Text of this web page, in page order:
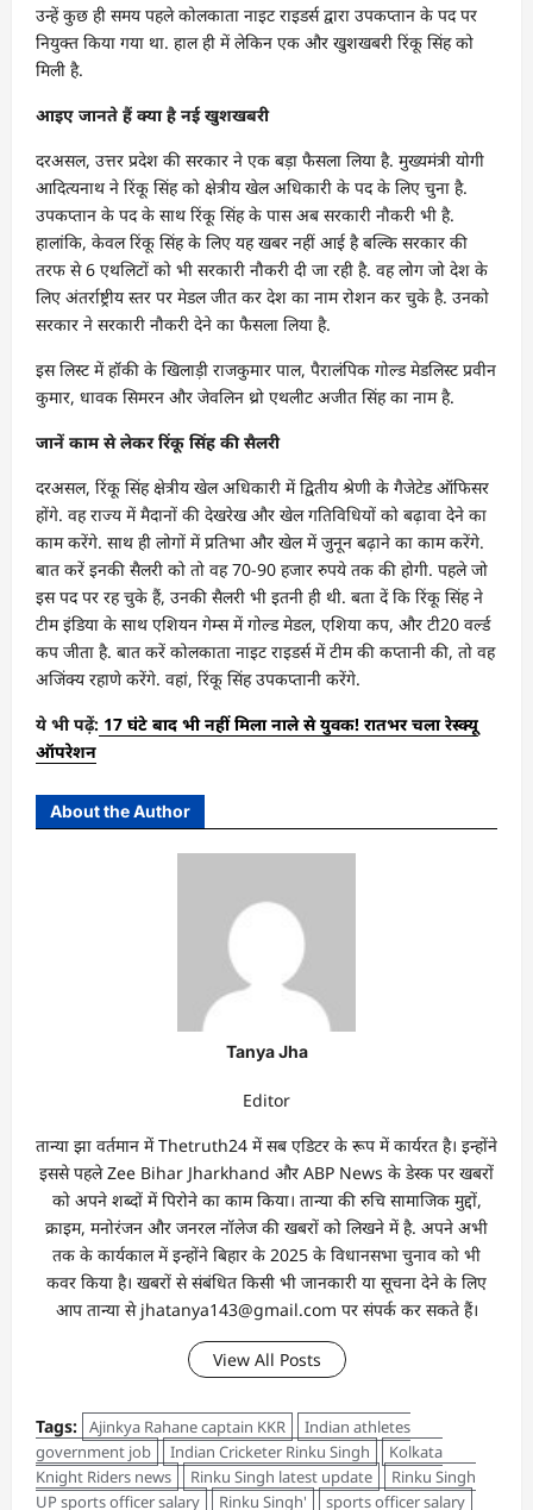
उन्हें कुछ ही समय पहले कोलकाता नाइट राइडर्स द्वारा उपकप्तान के पद पर
नियुक्त किया गया था. हाल ही में लेकिन एक और खुशखबरी रिंकू सिंह को
मिली है.
आइए जानते हैं क्या है नई खुशखबरी
दरअसल, उत्तर प्रदेश की सरकार ने एक बड़ा फैसला लिया है. मुख्यमंत्री योगी
आदित्यनाथ ने रिंकू सिंह को क्षेत्रीय खेल अधिकारी के पद के लिए चुना है.
उपकप्तान के पद के साथ रिंकू सिंह के पास अब सरकारी नौकरी भी है.
हालांकि, केवल रिंकू सिंह के लिए यह खबर नहीं आई है बल्कि सरकार की
तरफ से 6 एथलिटों को भी सरकारी नौकरी दी जा रही है. वह लोग जो देश के
लिए अंतर्राष्ट्रीय स्तर पर मेडल जीत कर देश का नाम रोशन कर चुके है. उनको
सरकार ने सरकारी नौकरी देने का फैसला लिया है.
इस लिस्ट में हॉकी के खिलाड़ी राजकुमार पाल, पैरालंपिक गोल्ड मेडलिस्ट प्रवीन
कुमार, धावक सिमरन और जेवलिन थ्रो एथलीट अजीत सिंह का नाम है.
जानें काम से लेकर रिंकू सिंह की सैलरी
दरअसल, रिंकू सिंह क्षेत्रीय खेल अधिकारी में द्वितीय श्रेणी के गैजेटेड ऑफिसर
होंगे. वह राज्य में मैदानों की देखरेख और खेल गतिविधियों को बढ़ावा देने का
काम करेंगे. साथ ही लोगों में प्रतिभा और खेल में जुनून बढ़ाने का काम करेंगे.
बात करें इनकी सैलरी को तो वह 70-90 हजार रुपये तक की होगी. पहले जो
इस पद पर रह चुके हैं, उनकी सैलरी भी इतनी ही थी. बता दें कि रिंकू सिंह ने
टीम इंडिया के साथ एशियन गेम्स में गोल्ड मेडल, एशिया कप, और टी20 वर्ल्ड
कप जीता है. बात करें कोलकाता नाइट राइडर्स में टीम की कप्तानी की, तो वह
अजिंक्य रहाणे करेंगे. वहां, रिंकू सिंह उपकप्तानी करेंगे.
ये भी पढ़ें: 17 घंटे बाद भी नहीं मिला नाले से युवक! रातभर चला रेस्क्यू
ऑपरेशन
About the Author
Tanya Jha
Editor
तान्‍या झा वर्तमान में Thetruth24 में सब एडिटर के रूप में कार्यरत है। इन्होंने
इससे पहले Zee Bihar Jharkhand और ABP News के डेस्क पर खबरों
को अपने शब्दों में पिरोने का काम किया। तान्‍या की रुचि सामाजिक मुद्दों,
क्राइम, मनोरंजन और जनरल नॉलेज की खबरों को लिखने में है. अपने अभी
तक के कार्यकाल में इन्होंने बिहार के 2025 के विधानसभा चुनाव को भी
कवर किया है। खबरों से संबंधित किसी भी जानकारी या सूचना देने के लिए
आप तान्‍या से jhatanya143@gmail.com पर संपर्क कर सकते हैं।
View All Posts
Tags: Ajinkya Rahane captain KKR
Indian athletes
government job
Indian Cricketer Rinku Singh
Kolkata
Knight Riders news
Rinku Singh latest update
Rinku Singh
UP sports officer salary
Rinku Singh' sports officer salary